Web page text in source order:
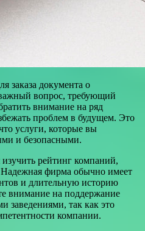
заказа документа о
вопрос, требующий
внимание на ряд
проблем в будущем. Это
услуги, которые вы
и безопасными.
рейтинг компаний,
фирма обычно имеет
и длительную историю
внимание на поддержание
заведениями, так как это
компании.